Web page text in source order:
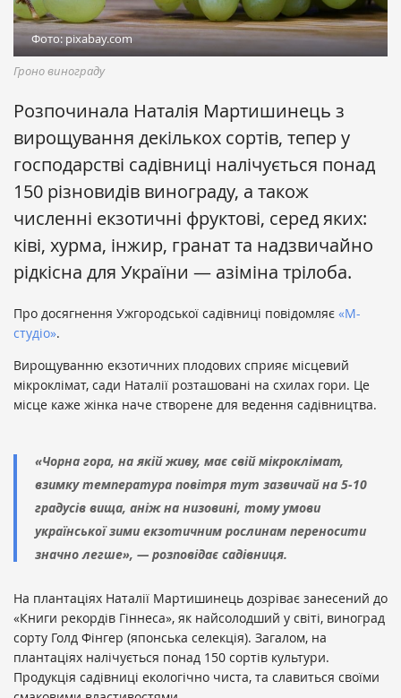
Фото: pixabay.com
Гроно винограду
Розпочинала Наталія Мартишинець з
вирощування декількох сортів, тепер у
господарстві садівниці налічується понад
150 різновидів винограду, а також
численні екзотичні фруктові, серед яких:
ківі, хурма, інжир, гранат та надзвичайно
рідкісна для України — азіміна трілоба.
Про досягнення Ужгородської садівниці повідомляє «М-
студіо».
Вирощуванню екзотичних плодових сприяє місцевий
мікроклімат, сади Наталії розташовані на схилах гори. Це
місце каже жінка наче створене для ведення садівництва.
«Чорна гора, на якій живу, має свій мікроклімат,
взимку температура повітря тут зазвичай на 5-10
градусів вища, аніж на низовині, тому умови
української зими екзотичним рослинам переносити
значно легше», — розповідає садівниця.
На плантаціях Наталії Мартишинець дозріває занесений до
«Книги рекордів Гіннеса», як найсолодший у світі, виноград
сорту Голд Фінгер (японська селекція). Загалом, на
плантаціях налічується понад 150 сортів культури.
Продукція садівниці екологічно чиста, та славиться своїми